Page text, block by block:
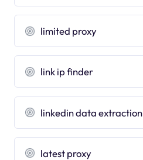
limited proxy
link ip finder
linkedin data extraction
latest proxy